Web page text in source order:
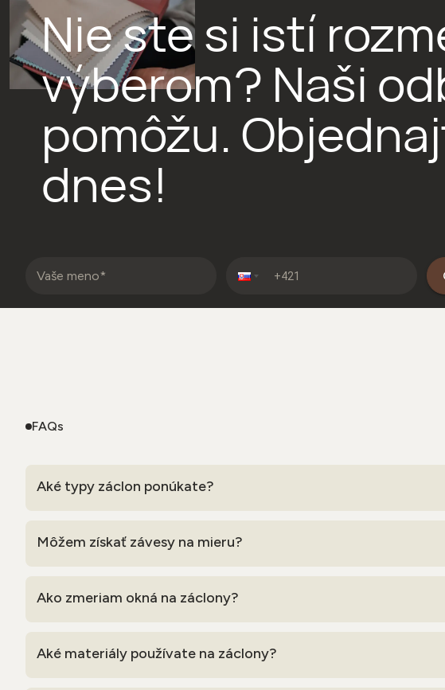
Nie ste si istí
výberom? Naši
pomôžu.
dnes!
FAQs
Aké typy záclon ponúkate?
Môžem získať závesy na mieru?
Ako zmeriam okná na záclony?
Aké materiály používate na záclony?